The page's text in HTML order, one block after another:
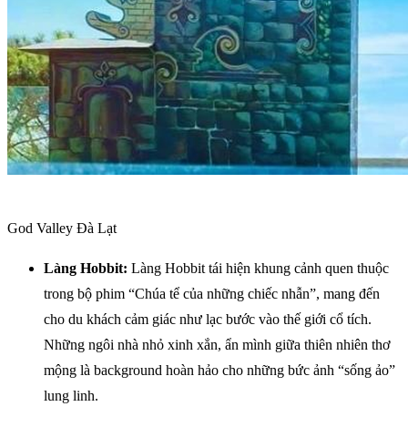
God Valley Đà Lạt
Làng Hobbit: Làng Hobbit tái hiện khung cảnh quen thuộc
trong bộ phim “Chúa tể của những chiếc nhẫn”, mang đến
cho du khách cảm giác như lạc bước vào thế giới cổ tích.
Những ngôi nhà nhỏ xinh xắn, ẩn mình giữa thiên nhiên thơ
mộng là background hoàn hảo cho những bức ảnh “sống ảo”
lung linh.